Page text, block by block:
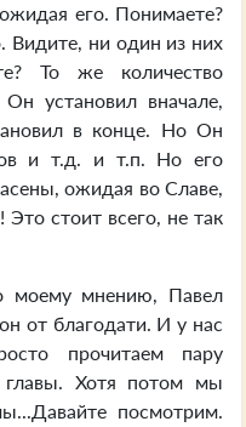
его. Понимаете?
Видите, ни один из них
То же количество
установил вначале,
в конце. Но Он
и т.д. и т.п. Но его
ожидая во Славе,
стоит всего, не так
моему мнению, Павел
от благодати. И у нас
прочитаем пару
главы. Хотя потом мы
посмотрим.